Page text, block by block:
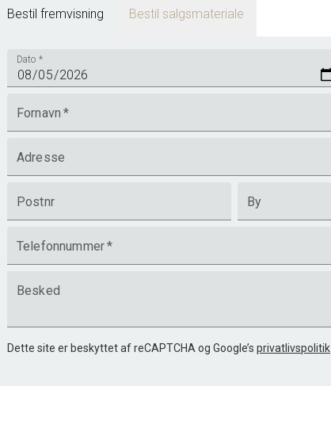
Bestil fremvisning Bestil salgsmateriale
Dato *
Fornavn *
Adresse
Postnr By
Telefonnummer*
Besked
Dette site er beskyttet af reCAPTCHA og Google’s privatlivspolitik